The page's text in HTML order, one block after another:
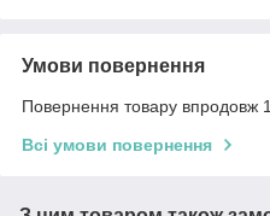
Умови повернення
Повернення товару впродовж
Всі умови повернення